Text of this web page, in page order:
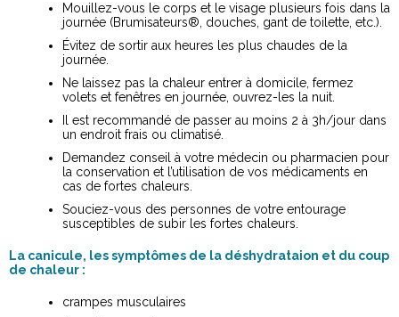
Mouillez-vous le corps et le visage plusieurs fois dans la
journée (Brumisateurs®, douches, gant de toilette, etc.).
Évitez de sortir aux heures les plus chaudes de la
journée.
Ne laissez pas la chaleur entrer à domicile, fermez
volets et fenêtres en journée, ouvrez-les la nuit.
Il est recommandé de passer au moins 2 à 3h/jour dans
un endroit frais ou climatisé.
Demandez conseil à votre médecin ou pharmacien pour
la conservation et l’utilisation de vos médicaments en
cas de fortes chaleurs.
Souciez-vous des personnes de votre entourage
susceptibles de subir les fortes chaleurs.
La canicule, les symptômes de la déshydrataion et du coup
de chaleur :
crampes musculaires